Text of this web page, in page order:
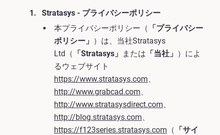
Stratasys - プライバシーポリシー
本プライバシーポリシー（ 「プライバシー
ポリシー」 ）は、当社Stratasys
Ltd（ 「Stratasys」 または 「当社」 ）によ
るウェブサイト
https://www.stratasys.com、
http://www.grabcad.com、
http://www.stratasysdirect.com、
http://blog.stratasys.com、
https://f123series.stratasys.com （ 「サイ